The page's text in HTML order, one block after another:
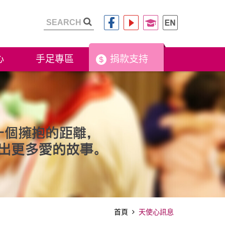
手足專區 捐款支持
首頁 天使心訊息